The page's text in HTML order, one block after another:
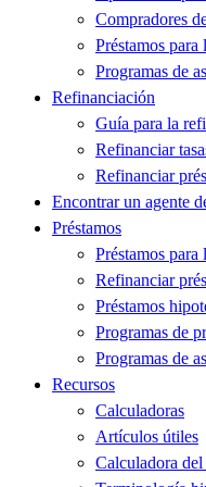
Compradores
Préstamos
Programas de
Refinanciación
Guía para la
Refinanciar
Refinanciar
Encontrar un agente
Préstamos
Préstamos
Refinanciar
Préstamos
Programas de
Programas de
Recursos
Calculadoras
Artículos útiles
Calculadora